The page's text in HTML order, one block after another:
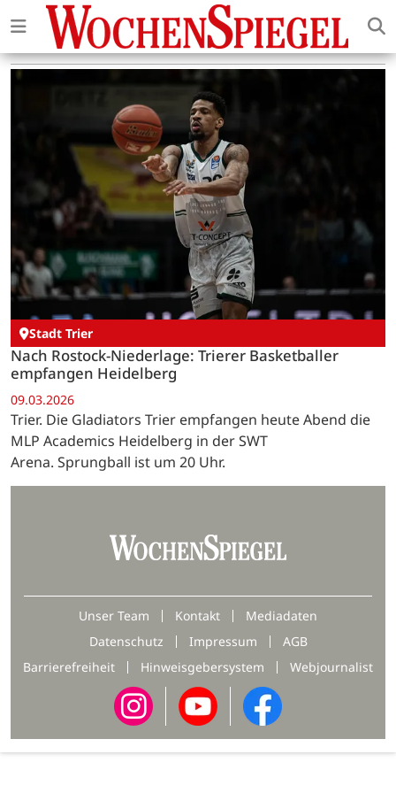
Stadt Trier
Nach Rostock-Niederlage: Trierer Basketballer
empfangen Heidelberg
09.03.2026
Trier. Die Gladiators Trier empfangen heute Abend die
MLP Academics Heidelberg in der SWT
Arena. Sprungball ist um 20 Uhr.
Unser Team Kontakt
Mediadaten
Datenschutz
Impressum
AGB
Barrierefreiheit
Hinweisgebersystem Webjournalist